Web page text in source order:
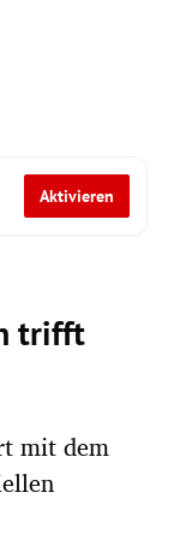
Aktivieren
trifft
mit dem